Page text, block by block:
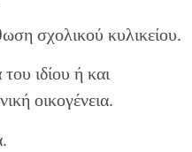
σχολικού κυλικείου.
ιδίου ή και
οικογένεια.